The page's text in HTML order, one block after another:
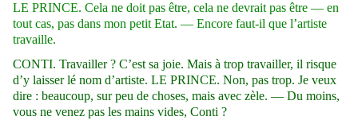
LE PRINCE. Cela ne doit pas être, cela ne devrait pas être — en
tout cas, pas dans mon petit Etat. — Encore faut-il que l’artiste
travaille.
CONTI. Travailler ? C’est sa joie. Mais à trop travailler, il risque
d’y laisser lé nom d’artiste. LE PRINCE. Non, pas trop. Je veux
dire : beaucoup, sur peu de choses, mais avec zèle. — Du moins,
vous ne venez pas les mains vides, Conti ?